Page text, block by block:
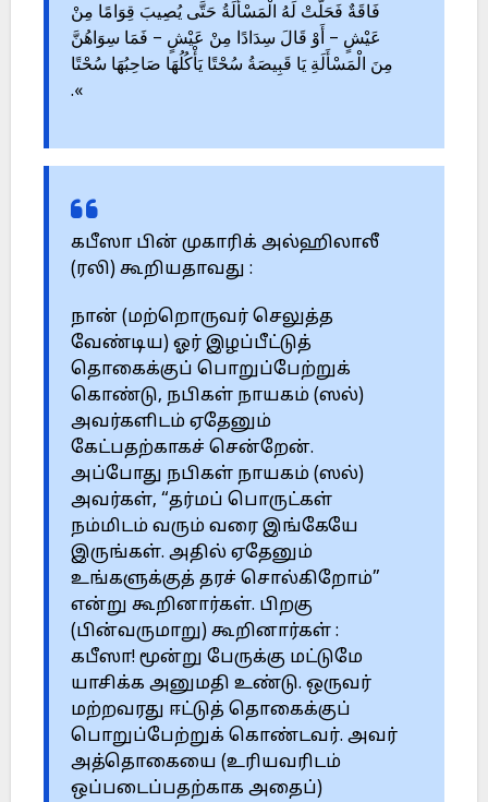
فَاقَةٌ فَحَلَّتْ لَهُ الْمَسْأَلَةُ حَتَّى يُصِيبَ قِوَامًا مِنْ
عَيْشٍ – أَوْ قَالَ سِدَادًا مِنْ عَيْشٍ – فَمَا سِوَاهُنَّ
مِنَ الْمَسْأَلَةِ يَا قَبِيصَةُ سُحْتًا يَأْكُلُهَا صَاحِبُهَا سُحْتًا
».
கபீஸா பின் முகாரிக் அல்ஹிலாலீ
(ரலி) கூறியதாவது :
நான் (மற்றொருவர் செலுத்த
வேண்டிய) ஓர் இழப்பீட்டுத்
தொகைக்குப் பொறுப்பேற்றுக்
கொண்டு, நபிகள் நாயகம் (ஸல்)
அவர்களிடம் ஏதேனும்
கேட்பதற்காகச் சென்றேன்.
அப்போது நபிகள் நாயகம் (ஸல்)
அவர்கள், “தர்மப் பொருட்கள்
நம்மிடம் வரும் வரை இங்கேயே
இருங்கள். அதில் ஏதேனும்
உங்களுக்குத் தரச் சொல்கிறோம்”
என்று கூறினார்கள். பிறகு
(பின்வருமாறு) கூறினார்கள் :
கபீஸா! மூன்று பேருக்கு மட்டுமே
யாசிக்க அனுமதி உண்டு. ஒருவர்
மற்றவரது ஈட்டுத் தொகைக்குப்
பொறுப்பேற்றுக் கொண்டவர். அவர்
அத்தொகையை (உரியவரிடம்
ஒப்படைப்பதற்காக அதைப்)